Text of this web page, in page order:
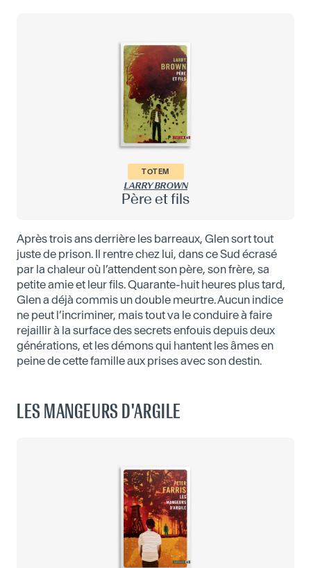
TOTEM
LARRY BROWN
Père et fils
Après trois ans derrière les barreaux, Glen sort tout
juste de prison. Il rentre chez lui, dans ce Sud écrasé
par la chaleur où l’attendent son père, son frère, sa
petite amie et leur fils. Quarante-huit heures plus tard,
Glen a déjà commis un double meurtre. Aucun indice
ne peut l’incriminer, mais tout va le conduire à faire
rejaillir à la surface des secrets enfouis depuis deux
générations, et les démons qui hantent les âmes en
peine de cette famille aux prises avec son destin.
LES MANGEURS D'ARGILE